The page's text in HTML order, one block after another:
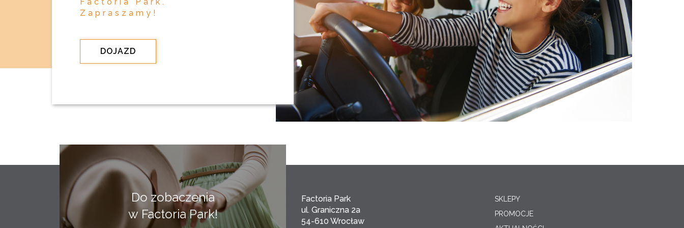
Zapraszamy!
DOJAZD
Do zobaczenia
w Factoria Park!
Factoria Park
ul. Graniczna 2a
54-610 Wrocław
SKLEPY
PROMOCJE